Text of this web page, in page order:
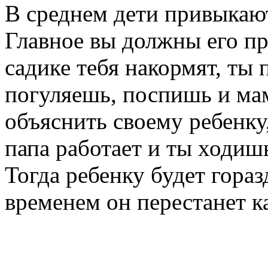
В среднем дети
Главное вы должны его
садике тебя накормят,
погуляешь, поспишь и
объяснить своему
папа работает и ты
Тогда ребенку будет
временем он перестанет